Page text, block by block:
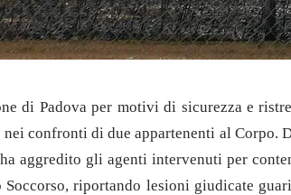
di Padova per motivi di sicurezza e
confronti di due appartenenti al Corpo.
gli agenti intervenuti per
riportando lesioni giudicate